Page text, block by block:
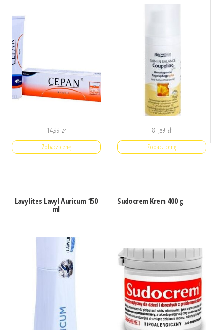
14,99 zł
Zobacz cenę
81,89 zł
Zobacz cenę
Lavylites Lavyl Auricum 150
ml
Sudocrem Krem 400 g